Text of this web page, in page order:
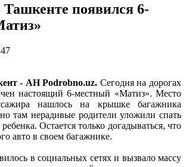
появился 6-
- АН Podrobno.uz. Сегодня на дорогах
настоящий 6-местный «Матиз». Место
нашлось на крышке багажника
там нерадивые родители уложили спать
Остается только догадываться, что
авто в своем багажнике.
в социальных сетях и вызвало массу